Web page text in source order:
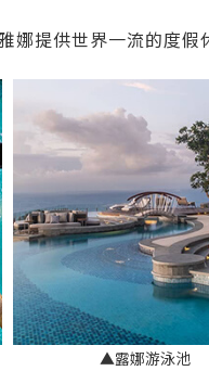
提供世界一流的度假
▲露娜游泳池